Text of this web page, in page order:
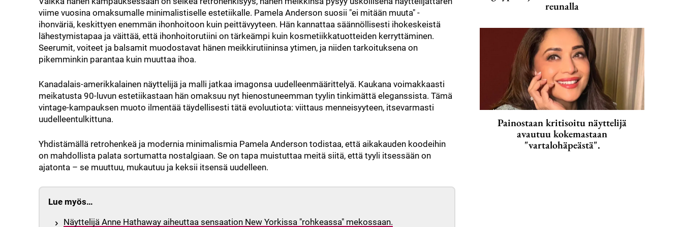
viime vuosina omaksumalle minimalistiselle estetiikalle. Pamela Anderson suosii "ei mitään muuta" -
ihonväriä, keskittyen enemmän ihonhoitoon kuin peittävyyteen. Hän kannattaa säännöllisesti ihokeskeistä
lähestymistapaa ja väittää, että ihonhoitorutiini on tärkeämpi kuin kosmetiikkatuotteiden kerryttäminen.
Seerumit, voiteet ja balsamit muodostavat hänen meikkirutiininsa ytimen, ja niiden tarkoituksena on
pikemminkin parantaa kuin muuttaa ihoa.
Kanadalais-amerikkalainen näyttelijä ja malli jatkaa imagonsa uudelleenmäärittelyä. Kaukana voimakkaasti
meikatusta 90-luvun estetiikastaan hän omaksuu nyt hienostuneemman tyylin tinkimättä eleganssista. Tämä
vintage-kampauksen muoto ilmentää täydellisesti tätä evoluutiota: viittaus menneisyyteen, itsevarmasti
uudelleentulkittuna.
Yhdistämällä retrohenkeä ja modernia minimalismia Pamela Anderson todistaa, että aikakauden koodeihin
on mahdollista palata sortumatta nostalgiaan. Se on tapa muistuttaa meitä siitä, että tyyli itsessään on
ajatonta – se muuttuu, mukautuu ja keksii itsensä uudelleen.
Lue myös…
Näyttelijä Anne Hathaway aiheuttaa sensaation New Yorkissa "rohkeassa" mekossaan.
reunalla
Painostaan kritisoitu näyttelijä
avautuu kokemastaan
"vartalohäpeästä".